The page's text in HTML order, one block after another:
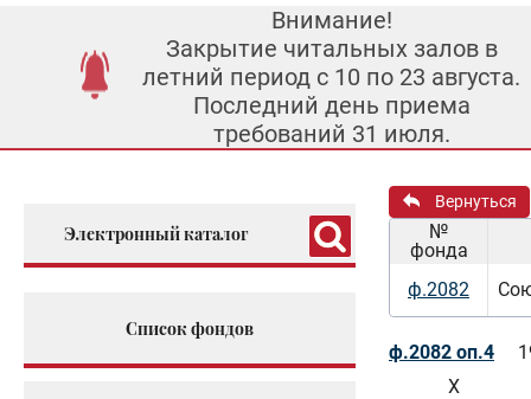
Внимание!
Закрытие читальных залов в
летний период с 10 по 23 августа.
Последний день приема
требований 31 июля.
Электронный каталог
Список фондов
Вернуться
№
фонда
ф.2082
ф.2082 оп.4
Х